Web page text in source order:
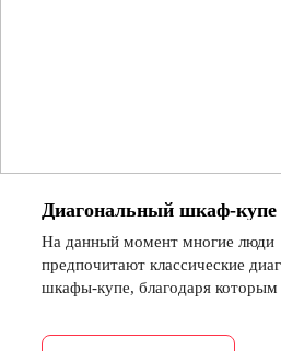
Диагональный шкаф-
На данный момент многие люди
предпочитают классические
шкафы-купе, благодаря
квартиры или дома.